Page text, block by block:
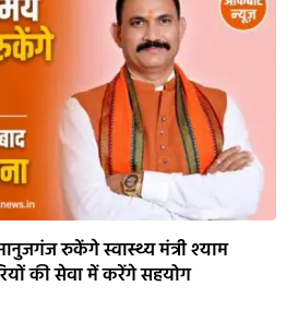
रुकेंगे स्वास्थ्य मंत्री श्याम
की सेवा में करेंगे सहयोग